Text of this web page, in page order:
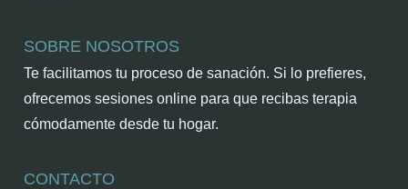
SOBRE NOSOTROS
Te facilitamos tu proceso de sanación. Si lo prefieres,
ofrecemos sesiones online para que recibas terapia
cómodamente desde tu hogar.
CONTACTO